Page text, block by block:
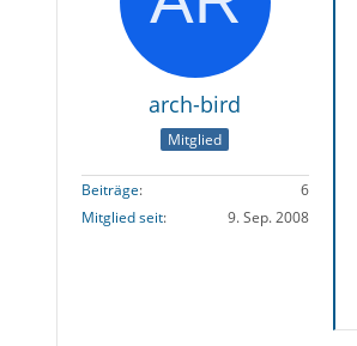
arch-bird
Mitglied
Beiträge
6
Mitglied seit
9. Sep. 2008